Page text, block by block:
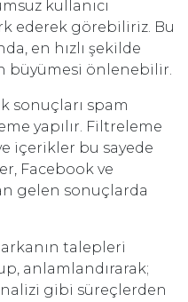
kullanıcı
ederek görebiliriz. Bu
en hızlı şekilde
büyümesi önlenebilir.
sonuçları spam
yapılır. Filtreleme
içerikler bu sayede
Facebook ve
gelen sonuçlarda
talepleri
anlamlandırarak;
gibi süreçlerden